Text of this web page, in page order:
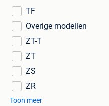
TF
Overige modellen
ZT-T
ZT
ZS
ZR
Toon meer